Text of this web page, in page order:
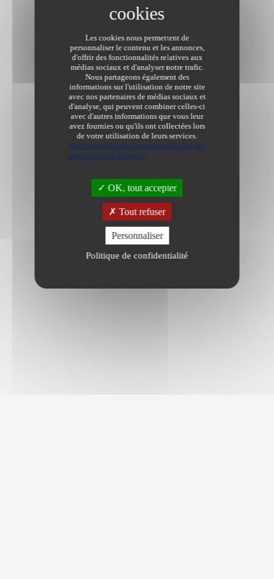
Les cookies nous permettent de
personnaliser le contenu et les annonces,
d'offrir des fonctionnalités relatives aux
médias sociaux et d'analyser notre trafic.
Nous partageons également des
informations sur l'utilisation de notre site
avec nos partenaires de médias sociaux et
d'analyse, qui peuvent combiner celles-ci
avec d'autres informations que vous leur
avez fournies ou qu'ils ont collectées lors
de votre utilisation de leurs services.
Pour en savoir plus sur notre politique de
protection des données
OK, tout accepter
Tout refuser
Personnaliser
Politique de confidentialité